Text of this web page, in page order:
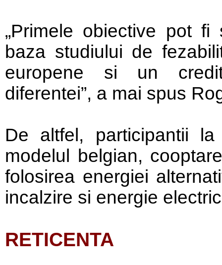
„Primele obiective pot
baza studiului de
europene si un
diferentei”, a mai spus
De altfel, participantii
modelul belgian,
folosirea energiei
incalzire si energie
RETICENTA